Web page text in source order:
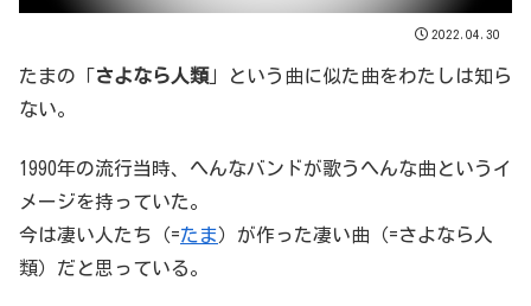
2022.04.30
たまの「さよなら人類 」という曲に似た曲をわたしは知ら
ない。
1990年の流行当時、へんなバンドが歌うへんな曲というイ
メージを持っていた。
今は凄い人たち（=たま）が作った凄い曲（=さよなら人
類）だと思っている。